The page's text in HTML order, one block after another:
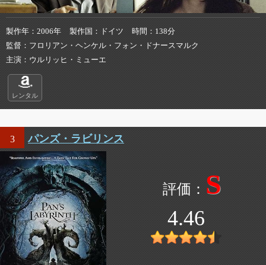
製作年 2006年 製作国 ドイツ 時間
138分
監督
フロリアン・ヘンケル・フォン・ドナースマルク
主演
ウルリッヒ・ミューエ
レンタル
3 パンズ・ラビリンス
S
4.46